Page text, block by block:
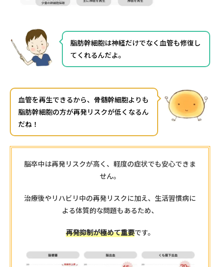
脂肪幹細胞は神経だけでなく血管も修復し
てくれるんだよ。
血管を再生できるから、骨髄幹細胞よりも
脂肪幹細胞の方が再発リスクが低くなるん
だね ！
脳卒中は再発リスクが高く、軽度の症状でも安心できま
せん。
治療後やリハビリ中の再発リスクに加え、生活習慣病に
よる体質的な問題もあるため、
再発抑制が極めて重要です。